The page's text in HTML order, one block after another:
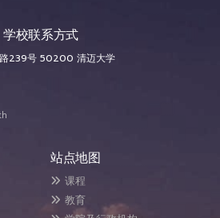
学校联系方式
239号 50200 清迈大学
站点地图
课程
教育